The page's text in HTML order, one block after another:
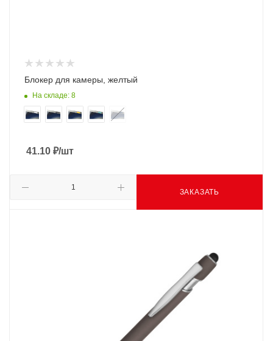
Блокер для камеры, желтый
На складе: 8
41.10 ₽/шт
ЗАКАЗАТЬ